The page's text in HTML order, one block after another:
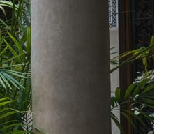
vacances uniques